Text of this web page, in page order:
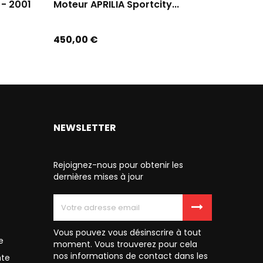
2001
Moteur APRILIA Sportcity...
Prix
450,00 €
NEWSLETTER
Rejoignez-nous pour obtenir les
dernières mises à jour
Vous pouvez vous désinscrire à tout
moment. Vous trouverez pour cela
nos informations de contact dans les